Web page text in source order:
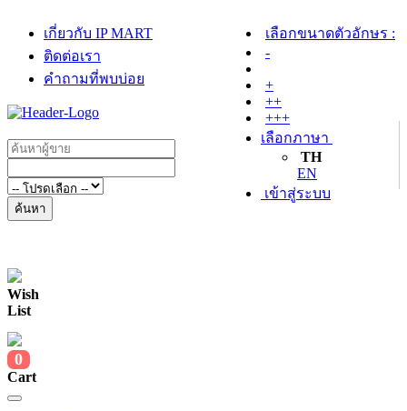
เกี่ยวกับ IP MART
ติดต่อเรา
คำถามที่พบบ่อย
เลือกขนาดตัวอักษร :
-
+
++
+++
เลือกภาษา
TH
EN
เข้าสู่ระบบ
ค้นหา
Wish
List
0
Cart